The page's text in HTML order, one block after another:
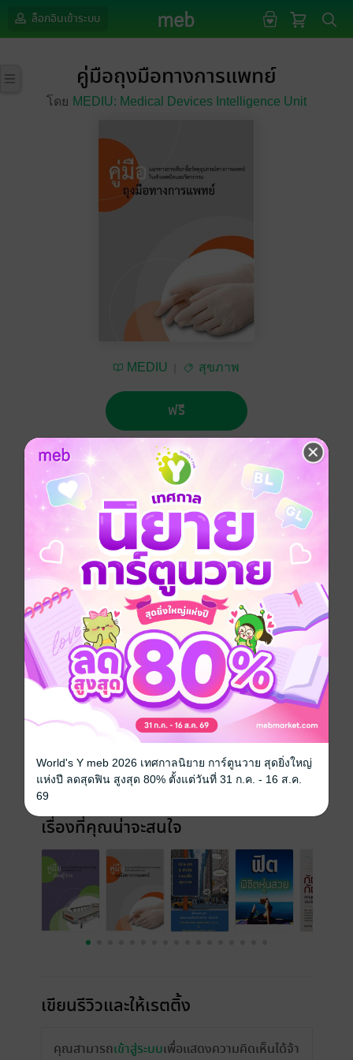
ล็อกอินเข้าระบบ
คู่มือถุงมือทางการแพทย์
โดย MEDIU: Medical Devices Intelligence Unit
MEDIU สุขภาพ
ฟรี
No Rating
ติดตาม แชร์
แนวทางในการเลือกซื้อวัสดุอุปกรณ์ทางการแพทย์ในเชิง
เทคนิคและวิศวกรรม
แพทยศาสตร์
ประเภทไฟล์ pdf
วันที่วางขาย 19 กุมภาพันธ์ 2558
33 หน้า
ราคาปก ฟรี
เรื่องที่คุณน่าจะสนใจ
เขียนรีวิวและให้เรตติ้ง
คุณสามารถเข้าสู่ระบบเพื่อแสดงความคิดเห็นได้จ้า
World's Y meb 2026 เทศกาลนิยาย การ์ตูนวาย สุดยิ่งใหญ่
แห่งปี ลดสุดฟิน สูงสุด 80% ตั้งแต่วันที่ 31 ก.ค. - 16 ส.ค.
69